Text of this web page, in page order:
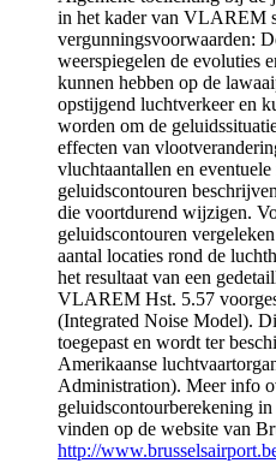
in het kader van VLAREM
vergunningsvoorwaarden:
weerspiegelen de evoluties
kunnen hebben op de
opstijgend luchtverkeer en
worden om de
effecten van
vluchtaantallen en
geluidscontouren
die voortdurend wijzigen.
geluidscontouren
aantal locaties rond de
het resultaat van een
VLAREM Hst. 5.57
(Integrated Noise Model).
toegepast en wordt ter
Amerikaanse
Administration). Meer info
geluidscontourberekening
vinden op de website van
http://